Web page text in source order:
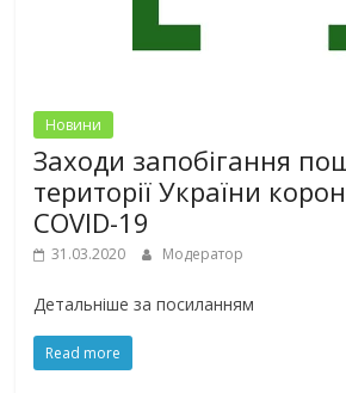
Новини
Заходи запобігання
території України
COVID-19
31.03.2020 Модератор
Детальніше за посиланням
Read more